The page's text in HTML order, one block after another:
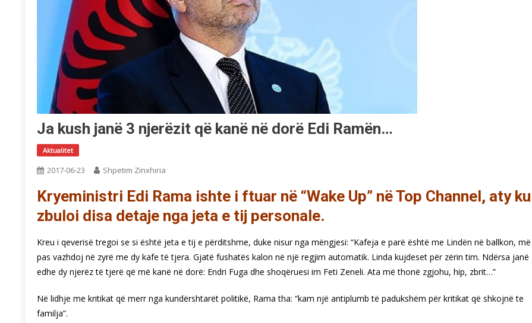
Ja kush janë 3 njerëzit që kanë në dorë Edi Ramën…
Aktualitet
2017-06-23 Shpetim Zinxhiria
Kryeministri Edi Rama ishte i ftuar në “Wake Up” në Top Channel, aty ku
zbuloi disa detaje nga jeta e tij personale.
Kreu i qeverisë tregoi se si është jeta e tij e përditshme, duke nisur nga mëngjesi: “Kafeja e parë është me Lindën në ballkon, më
pas vazhdoj në zyrë me dy kafe të tjera. Gjatë fushatës kalon në një regjim automatik. Linda kujdeset për zërin tim. Ndërsa janë
edhe dy njerëz të tjerë që më kanë në dorë: Endri Fuga dhe shoqëruesi im Feti Zeneli. Ata më thonë zgjohu, hip, zbrit…”
Në lidhje me kritikat që merr nga kundërshtarët politikë, Rama tha: “kam një antiplumb të padukshëm për kritikat që shkojnë te
familja”.